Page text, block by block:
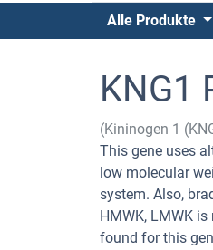
Alle Produkte
KNG1
(Kininogen 1
This gene uses
low molecular
system. Also,
HMWK, LMWK
found for this